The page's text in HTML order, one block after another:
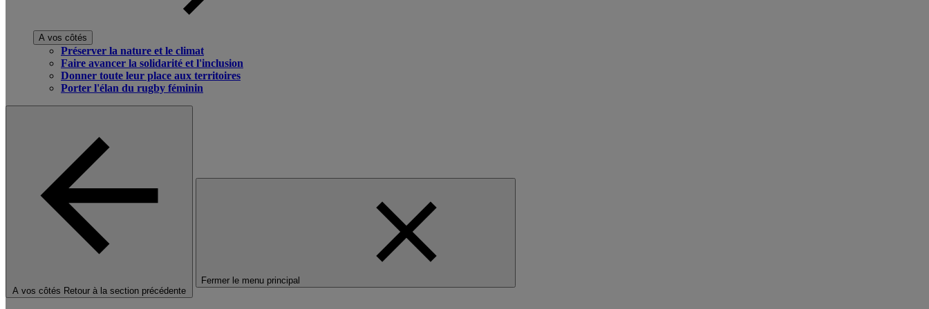
A vos côtés
Préserver la nature et le climat
Faire avancer la solidarité et l'inclusion
Donner toute leur place aux territoires
Porter l'élan du rugby féminin
A vos côtés Retour à la section précédente
Fermer le menu principal